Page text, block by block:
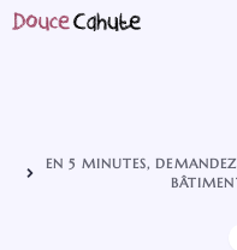
Aller
EN 5 MINUTES,